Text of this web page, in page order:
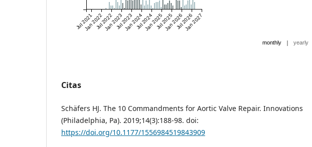
Jul 2021Jan 2022Jul 2022Jan 2023Jul 2023Jan 2024Jul 2024Jan 2025Jul 2025Jan 2026Jul 2026Jan 2027
monthly | yearly
Citas
Schäfers HJ. The 10 Commandments for Aortic Valve Repair. Innovations
(Philadelphia, Pa). 2019;14(3):188-98. doi:
https://doi.org/10.1177/1556984519843909